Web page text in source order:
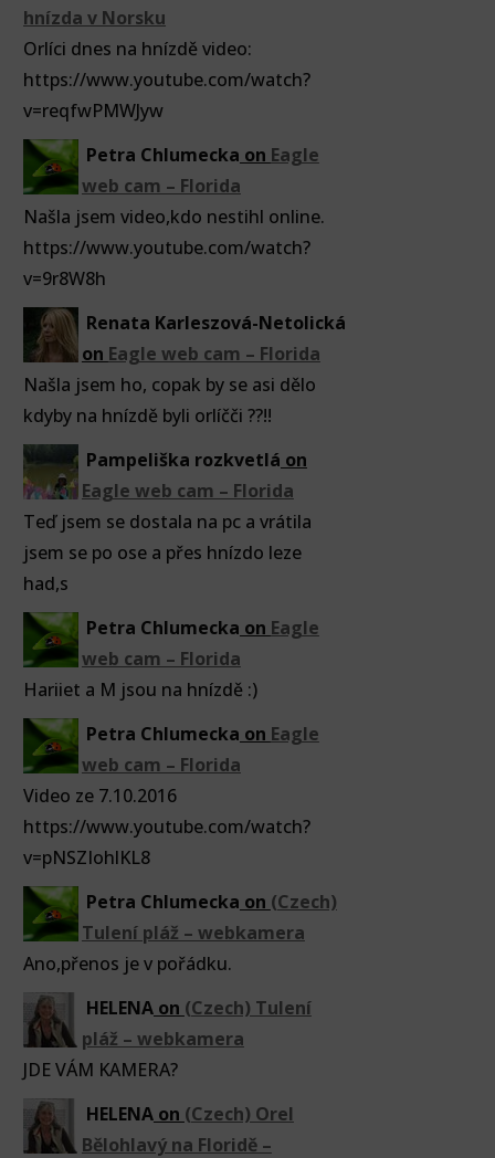
hnízda v Norsku
Orlíci dnes na hnízdě video:
https://www.youtube.com/watch?
v=reqfwPMWJyw
Petra Chlumecka on Eagle
web cam – Florida
Našla jsem video,kdo nestihl online.
https://www.youtube.com/watch?
v=9r8W8h
Renata Karleszová-Netolická
on Eagle web cam – Florida
Našla jsem ho, copak by se asi dělo
kdyby na hnízdě byli orlíčči ??!!
Pampeliška rozkvetlá on
Eagle web cam – Florida
Teď jsem se dostala na pc a vrátila
jsem se po ose a přes hnízdo leze
had,s
Petra Chlumecka on Eagle
web cam – Florida
Hariiet a M jsou na hnízdě :)
Petra Chlumecka on Eagle
web cam – Florida
Video ze 7.10.2016
https://www.youtube.com/watch?
v=pNSZIohlKL8
Petra Chlumecka on (Czech)
Tulení pláž – webkamera
Ano,přenos je v pořádku.
HELENAon (Czech) Tulení
pláž – webkamera
JDE VÁM KAMERA?
HELENAon (Czech) Orel
Bělohlavý na Floridě –